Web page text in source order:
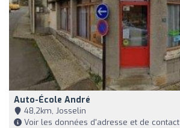
Auto-École André
48,2km, Josselin
Voir les données d'adresse et de contact